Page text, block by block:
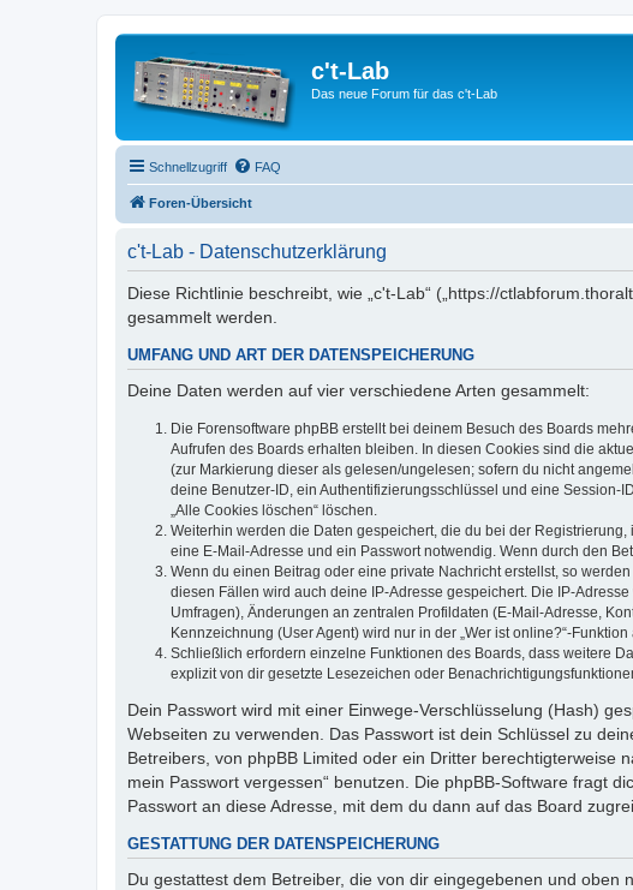
c't-Lab
Das neue Forum für das c't-Lab
Schnellzugriff FAQ
Foren-Übersicht
c't-Lab - Datenschutzerklärung
Diese Richtlinie beschreibt, wie „c't-Lab“ („https://
gesammelt werden.
UMFANG UND ART DER DATENSPEICHERUNG
Deine Daten werden auf vier verschiedene Arten gesammelt:
Die Forensoftware phpBB erstellt bei deinem Besuch des Boards
Aufrufen des Boards erhalten bleiben. In diesen Cookies sind die
(zur Markierung dieser als gelesen/ungelesen; sofern du nicht
deine Benutzer-ID, ein Authentifizierungsschlüssel und eine
„Alle Cookies löschen“ löschen.
Weiterhin werden die Daten gespeichert, die du bei der
eine E-Mail-Adresse und ein Passwort notwendig. Wenn durch den
Wenn du einen Beitrag oder eine private Nachricht erstellst, so
diesen Fällen wird auch deine IP-Adresse gespeichert. Die IP-
Umfragen), Änderungen an zentralen Profildaten (E-Mail-Adresse,
Kennzeichnung (User Agent) wird nur in der „Wer ist online?“-
Schließlich erfordern einzelne Funktionen des Boards, dass weitere
explizit von dir gesetzte Lesezeichen oder
Dein Passwort wird mit einer Einwege-Verschlüsselung (Hash)
Webseiten zu verwenden. Das Passwort ist dein Schlüssel zu
Betreibers, von phpBB Limited oder ein Dritter berechtigterweise
mein Passwort vergessen“ benutzen. Die phpBB-Software fragt
Passwort an diese Adresse, mit dem du dann auf das Board
GESTATTUNG DER DATENSPEICHERUNG
Du gestattest dem Betreiber, die von dir eingegebenen und